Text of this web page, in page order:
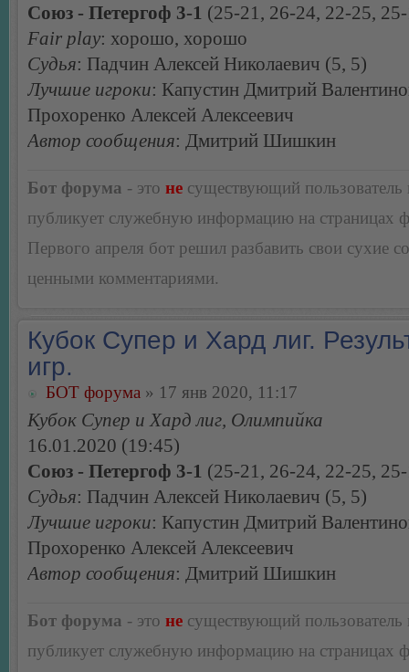
Союз - Петергоф 3-1 (25-21, 26-24, 22-25,
Fair play: хорошо, хорошо
Судья: Падчин Алексей Николаевич (5, 5)
Лучшие игроки: Капустин Дмитрий
Прохоренко Алексей Алексеевич
Автор сообщения: Дмитрий Шишкин
Бот форума - это не существующий пользователь
публикует служебную информацию на страницах
Первого апреля бот решил разбавить свои сухие
ценными комментариями.
Кубок Супер и Хард лиг.
игр.
БОТ форума » 17 янв 2020, 11:17
Кубок Супер и Хард лиг, Олимпийка
16.01.2020 (19:45)
Союз - Петергоф 3-1 (25-21, 26-24, 22-25,
Судья: Падчин Алексей Николаевич (5, 5)
Лучшие игроки: Капустин Дмитрий
Прохоренко Алексей Алексеевич
Автор сообщения: Дмитрий Шишкин
Бот форума - это не существующий пользователь
публикует служебную информацию на страницах